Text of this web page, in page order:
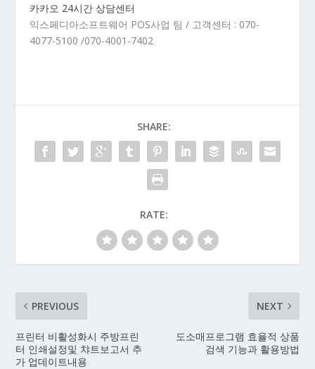
카카오 24시간 상담센터
익스페디아소프트웨어 POS사업 팀 / 고객센터 : 070-
4077-5100 /070-4001-7402
SHARE:
RATE:
PREVIOUS
프린터 비활성화시 주방프린
터 인쇄설정및 챠트보고서 추
가 업데이트내용
NEXT
도소매프로그램 효율적 상품
검색 기능과 활용방법